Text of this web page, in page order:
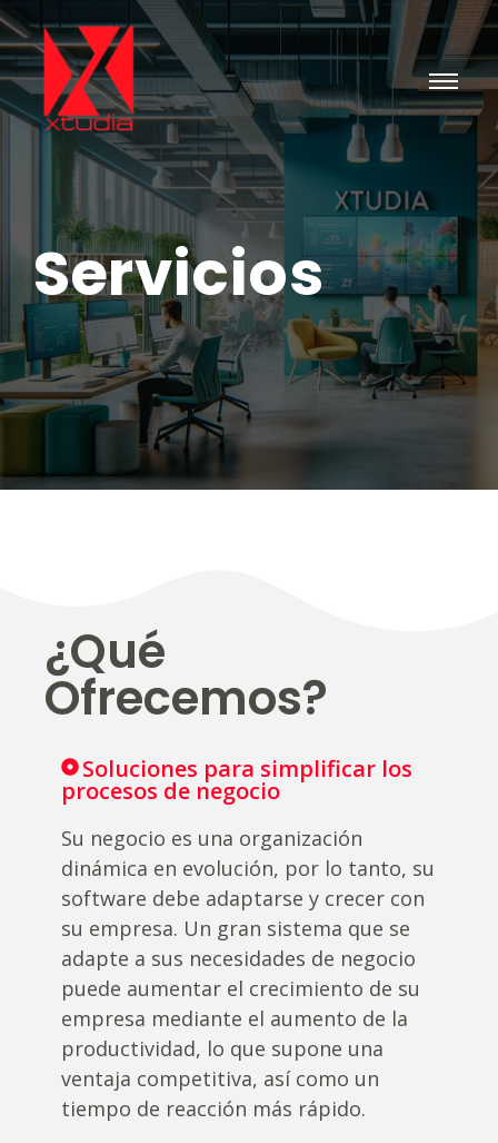
Servicios
¿Qué
Ofrecemos?
Soluciones para simplificar los
procesos de negocio
Su negocio es una organización
dinámica en evolución, por lo tanto, su
software debe adaptarse y crecer con
su empresa. Un gran sistema que se
adapte a sus necesidades de negocio
puede aumentar el crecimiento de su
empresa mediante el aumento de la
productividad, lo que supone una
ventaja competitiva, así como un
tiempo de reacción más rápido.